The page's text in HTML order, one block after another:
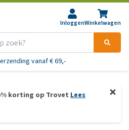
InloggenWinkelwagen
vanaf € 69,-
korting op Trovet Lees